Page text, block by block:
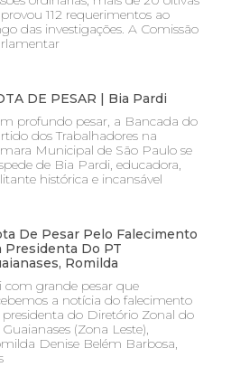
112 requerimentos ao
das investigações. A Comissão
DE PESAR | Bia Pardi
profundo pesar, a Bancada do
dos Trabalhadores na
Municipal de São Paulo se
de Bia Pardi, educadora,
histórica e incansável
De Pesar Pelo Falecimento
Presidenta Do PT
Romilda
com grande pesar que
a notícia do falecimento
do Diretório Zonal do
Guaianases (Zona Leste),
Denise Belém Barbosa,